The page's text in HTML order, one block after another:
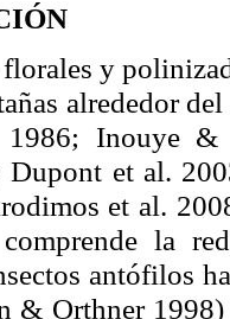
y
alrededor
1986; Inouye
Dupont et al.
et al.
comprende la
antófilos
& Orthner1998)